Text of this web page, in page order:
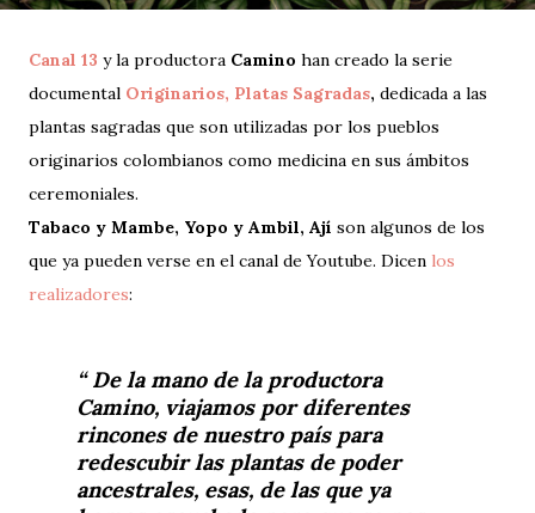
Canal 13 y la productora Camino han creado la serie
documental Originarios, Platas Sagradas, dedicada a las
plantas sagradas que son utilizadas por los pueblos
originarios colombianos como medicina en sus ámbitos
ceremoniales.
Tabaco y Mambe, Yopo y Ambil, Ají son algunos de los
que ya pueden verse en el canal de Youtube. Dicen los
realizadores:
De la mano de la productora
Camino, viajamos por diferentes
rincones de nuestro país para
redescubir las plantas de poder
ancestrales, esas, de las que ya